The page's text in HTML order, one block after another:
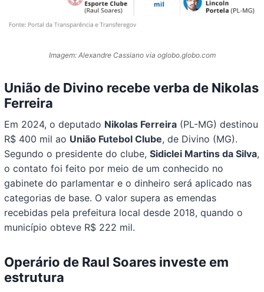
Imagem: Alexandre Cassiano via oglobo.globo.com
União de Divino recebe verba de Nikolas
Ferreira
Em 2024, o deputado Nikolas Ferreira (PL-MG) destinou
R$ 400 mil ao União Futebol Clube, de Divino (MG).
Segundo o presidente do clube,Sidiclei Martins da Silva,
o contato foi feito por meio de um conhecido no
gabinete do parlamentar e o dinheiro será aplicado nas
categorias de base. O valor supera as emendas
recebidas pela prefeitura local desde 2018, quando o
município obteve R$ 222 mil.
Operário de Raul Soares investe em
estrutura